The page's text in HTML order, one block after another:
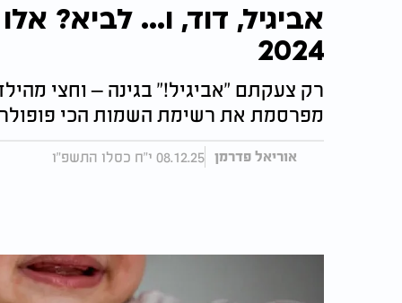
אביגיל, דוד, ו... לביא?
2024
רק צעקתם "אביגיל!" בגינה – וחצי
מפרסמת את רשימת השמות הכי
אוריאל פדרמן 08.12.25 י"ח כסלו התשפ"ו